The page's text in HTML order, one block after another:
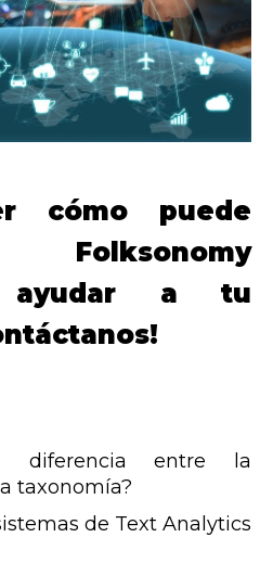
cómo puede
ayudar a tu
diferencia entre la
taxonomía?
de Text Analytics